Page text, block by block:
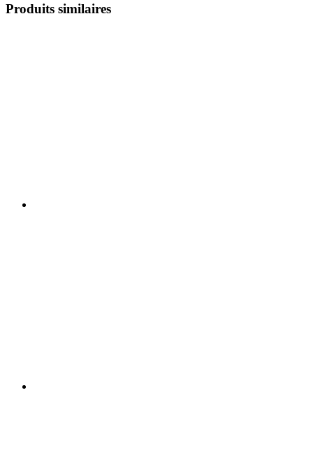
Produits similaires